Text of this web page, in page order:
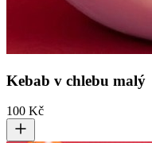
Kebab v chlebu malý
100 Kč